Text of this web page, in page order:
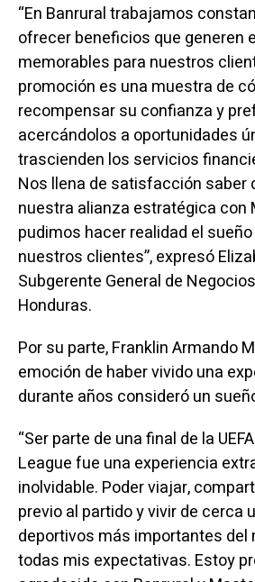
“En Banrural trabajamos
ofrecer beneficios que generen
memorables para nuestros
promoción es una muestra de
recompensar su confianza y
acercándolos a oportunidades
trascienden los servicios
Nos llena de satisfacción saber
nuestra alianza estratégica con
pudimos hacer realidad el
nuestros clientes”, expresó
Subgerente General de
Honduras.
Por su parte, Franklin Armando
emoción de haber vivido una
durante años consideró un
“Ser parte de una final de la
League fue una experiencia
inolvidable. Poder viajar,
previo al partido y vivir de cerca
deportivos más importantes del
todas mis expectativas. Estoy